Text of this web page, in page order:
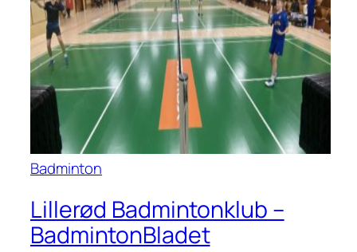
Badminton
Lillerød Badmintonklub –
BadmintonBladet